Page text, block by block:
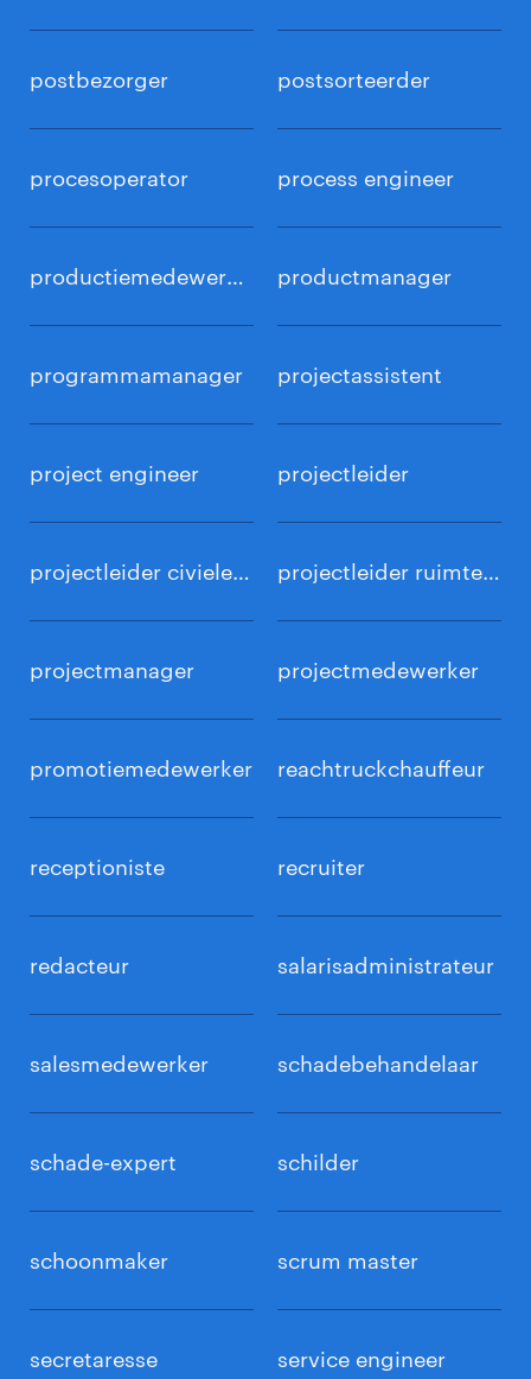
postbezorger postsorteerder
procesoperator process engineer
productiemedewerker productmanager
programmamanager projectassistent
project engineer projectleider
projectleider civiele techniek projectleider ruimtelijke ontwikkeling
projectmanager projectmedewerker
promotiemedewerker reachtruckchauffeur
receptioniste recruiter
redacteur salarisadministrateur
salesmedewerker schadebehandelaar
schade-expert schilder
schoonmaker scrum master
secretaresse service engineer